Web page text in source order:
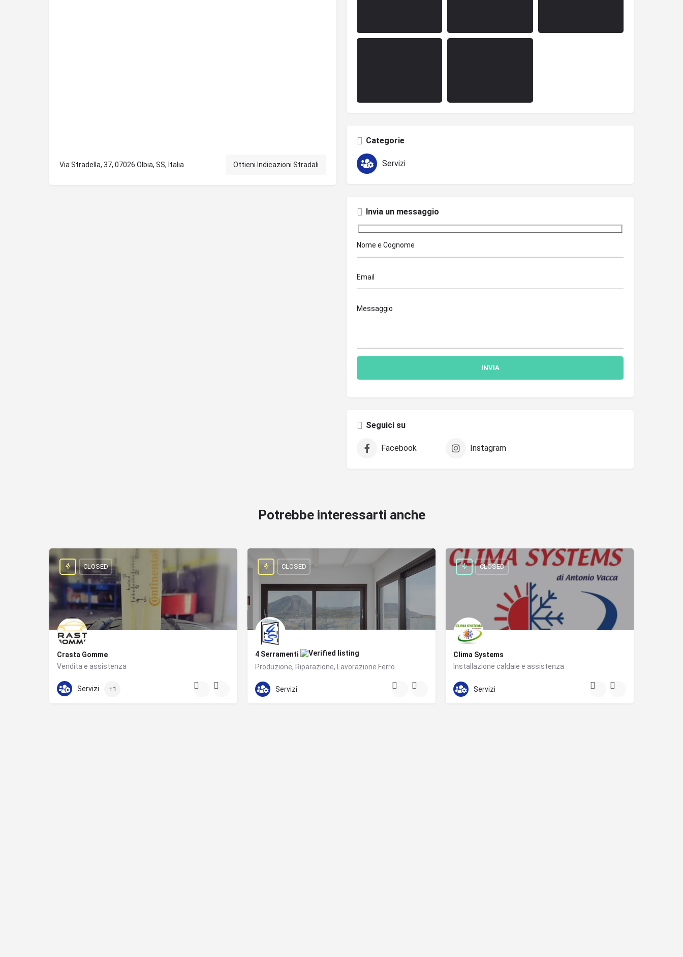
Via Stradella, 37, 07026 Olbia, SS, Italia Ottieni Indicazioni Stradali
Categorie
Servizi
Invia un messaggio
Seguici su
Facebook Instagram
Potrebbe interessarti anche
Crasta Gomme
Vendita e assistenza
+393662237837
CLOSED
Servizi +1
4 Serramenti
Produzione, Riparazione, Lavorazione Ferro
+393791950988
CLOSED
Servizi
Clima Systems
Installazione caldaie e assistenza
392 015 3151
CLOSED
Servizi